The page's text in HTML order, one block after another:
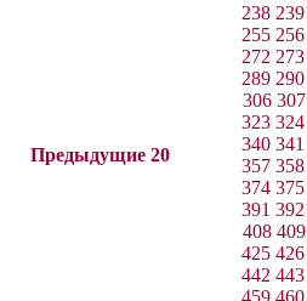
Предыдущие 20
238 239
255 256
272 273
289 290
306 307
323 324
340 341
357 358
374 375
391 392
408 409
425 426
442 443